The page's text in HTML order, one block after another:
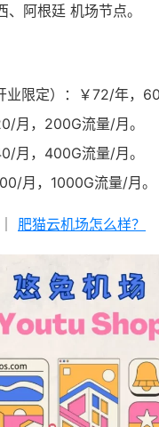
、阿根廷 机场节点。
业限定）：￥72/年，
月，200G流量/月。
月，400G流量/月。
月，1000G流量/月。
肥猫云机场怎么样？